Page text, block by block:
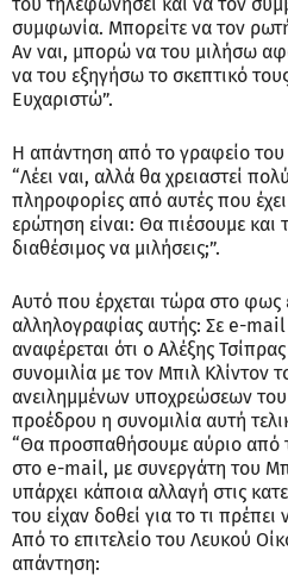
συμφωνία. Μπορείτε να τον
Αν ναι, μπορώ να του μιλήσω
να του εξηγήσω το σκεπτικό
Ευχαριστώ”.
Η απάντηση από το γραφείο
“Λέει ναι, αλλά θα χρειαστεί
πληροφορίες από αυτές που
ερώτηση είναι: Θα πιέσουμε και
διαθέσιμος να μιλήσεις;”.
Αυτό που έρχεται τώρα στο φως
αλληλογραφίας αυτής: Σε e-mail
αναφέρεται ότι ο Αλέξης
συνομιλία με τον Μπιλ
ανειλημμένων υποχρεώσεων
προέδρου η συνομιλία αυτή
“Θα προσπαθήσουμε αύριο από
στο e-mail, με συνεργάτη του
υπάρχει κάποια αλλαγή στις
του είχαν δοθεί για το τι
Από το επιτελείο του Λευκού
απάντηση: